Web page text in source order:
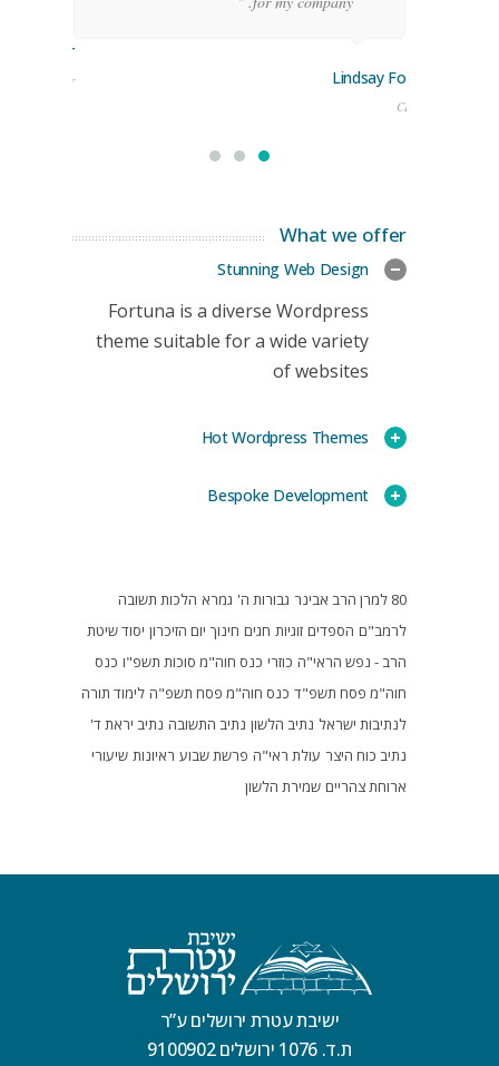
Lindsay Ford
CEO
Stoner
Manager
What we offer
Stunning Web Design
Fortuna is a diverse Wordpress
theme suitable for a wide variety
of websites
Hot Wordpress Themes
Bespoke Development
80 למרן הרב אבינר גבורות ה' גמרא הלכות תשובה
לרמב"ם הספדים זוגיות חגים חינוך יום הזיכרון יסוד שיטת
הרב - נפש הראי"ה כוזרי כנס חוה"מ סוכות תשפ"ו כנס
חוה"מ פסח תשפ"ד כנס חוה"מ פסח תשפ"ה לימוד תורה
לנתיבות ישראל נתיב הלשון נתיב התשובה נתיב יראת ד'
נתיב כוח היצר עולת ראי"ה פרשת שבוע ראיונות שיעורי
ארוחת צהריים שמירת הלשון
ישיבת עטרת ירושלים ע”ר
ת.ד. 1076 ירושלים 9100902